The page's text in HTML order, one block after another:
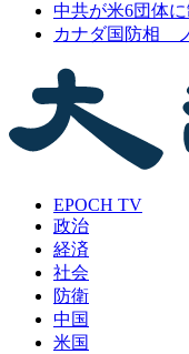
中共が米6団体
カナダ国防相
EPOCH TV
政治
経済
社会
防衛
中国
米国